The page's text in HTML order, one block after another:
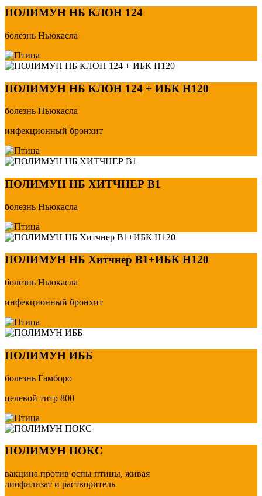
ПОЛИМУН НБ КЛОН 124
болезнь Ньюкасла
ПОЛИМУН НБ КЛОН 124 + ИБК Н120
болезнь Ньюкасла
инфекционный бронхит
ПОЛИМУН НБ ХИТЧНЕР В1
болезнь Ньюкасла
ПОЛИМУН НБ Хитчнер В1+ИБК Н120
болезнь Ньюкасла
инфекционный бронхит
ПОЛИМУН ИББ
болезнь Гамборо
целевой титр 800
ПОЛИМУН ПОКС
вакцина против оспы птицы, живая
лиофилизат и растворитель